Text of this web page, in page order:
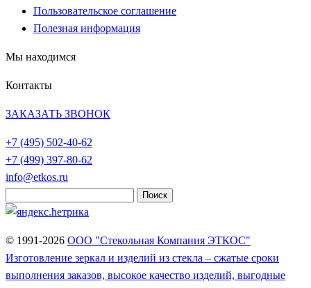
Пользовательское соглашение
Полезная информация
Мы находимся
Контакты
ЗАКАЗАТЬ ЗВОНОК
+7 (495) 502-40-62
+7 (499) 397-80-62
info@etkos.ru
© 1991-2026 ООО "Стекольная Компания ЭТКОС"
Изготовление зеркал и изделий из стекла – сжатые сроки
выполнения заказов, высокое качество изделий, выгодные